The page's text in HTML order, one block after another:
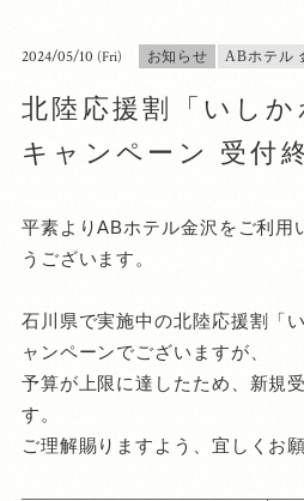
2024/05/10 (Fri) お知らせ ABホテル
北陸応援割「いしか
キャンペーン 受付
平素よりABホテル金沢をご利用
うございます。
石川県で実施中の北陸応援割「
ャンペーンでございますが、
予算が上限に達したため、新規
す。
ご理解賜りますよう、宜しくお